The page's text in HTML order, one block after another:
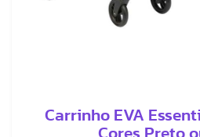
Carrinho EVA
Cores Preto